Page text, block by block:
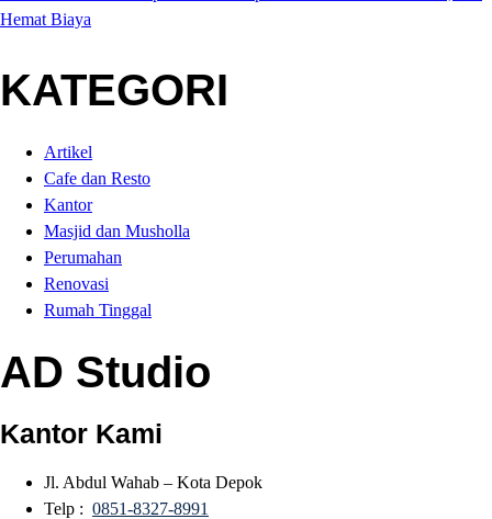
Hemat Biaya
KATEGORI
Artikel
Cafe dan Resto
Kantor
Masjid dan Musholla
Perumahan
Renovasi
Rumah Tinggal
AD Studio
Kantor Kami
Jl. Abdul Wahab – Kota Depok
Telp : 0851-8327-8991